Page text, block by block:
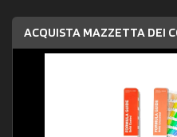
ACQUISTA MAZZETTA DEI